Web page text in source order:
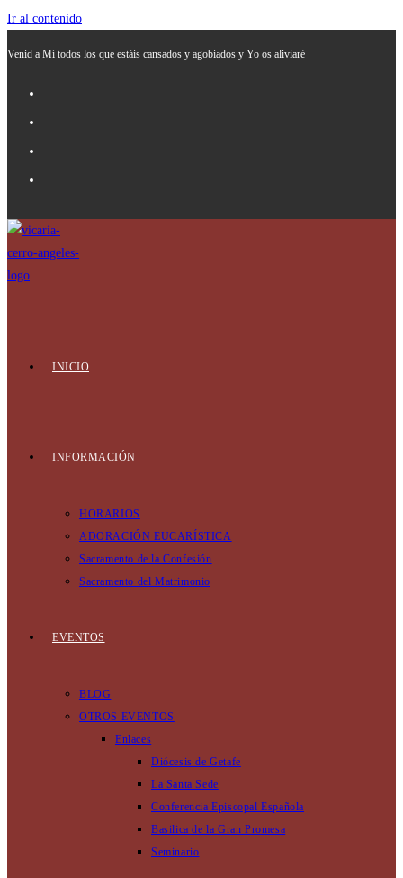
Ir al contenido
Venid a Mí todos los que estáis cansados y agobiados y Yo os aliviaré
INICIO
INFORMACIÓN
HORARIOS
ADORACIÓN EUCARÍSTICA
Sacramento de la Confesión
Sacramento del Matrimonio
EVENTOS
BLOG
OTROS EVENTOS
Enlaces
Diócesis de Getafe
La Santa Sede
Conferencia Episcopal Española
Basilica de la Gran Promesa
Seminario